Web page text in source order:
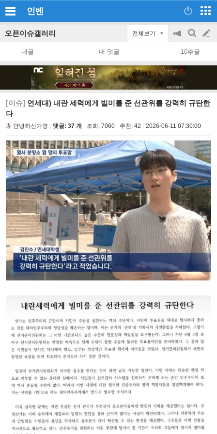
인벤
오픈이슈갤러리 전체보기
공
지
on/off
검
색
글
쓰
내글 내 댓글 10추글
[이슈] 연세대) 내란 세력에게 빌미를 준 선관위를 강력히 규탄한
다
안녕하신가영 댓글: 37 개 조회: 7060 추천: 42 2026-06-11 07:30:00